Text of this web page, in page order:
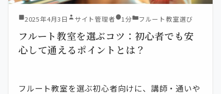
2025年4月3日 サイト管理者 1分 フルート教室選び
フルート教室を選ぶコツ：初心者でも安
心して通えるポイントとは？
フルート教室を選ぶ初心者向けに、講師・通いや